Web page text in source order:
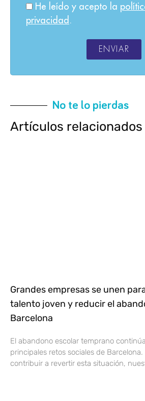
He leído y acepto la
privacidad .
ENVIAR
No te lo pierdas
Artículos relacionados
Grandes empresas se unen
talento joven y reducir el
Barcelona
El abandono escolar temprano
principales retos sociales de
contribuir a revertir esta situación,